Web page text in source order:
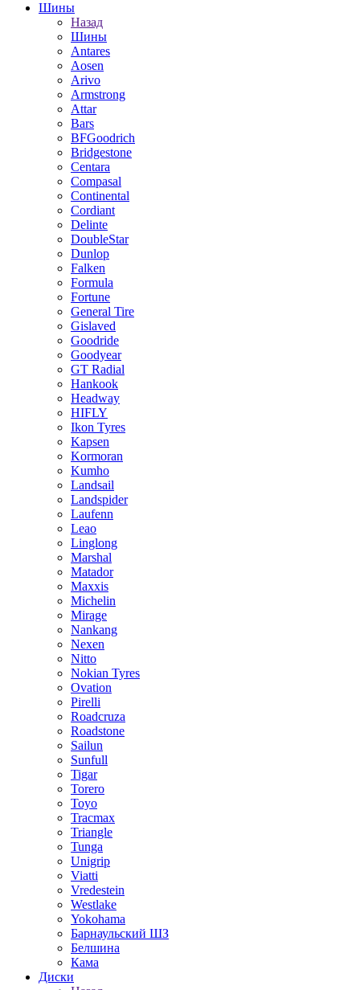
Шины
Назад
Шины
Antares
Aosen
Arivo
Armstrong
Attar
Bars
BFGoodrich
Bridgestone
Centara
Compasal
Continental
Cordiant
Delinte
DoubleStar
Dunlop
Falken
Formula
Fortune
General Tire
Gislaved
Goodride
Goodyear
GT Radial
Hankook
Headway
HIFLY
Ikon Tyres
Kapsen
Kormoran
Kumho
Landsail
Landspider
Laufenn
Leao
Linglong
Marshal
Matador
Maxxis
Michelin
Mirage
Nankang
Nexen
Nitto
Nokian Tyres
Ovation
Pirelli
Roadcruza
Roadstone
Sailun
Sunfull
Tigar
Torero
Toyo
Tracmax
Triangle
Tunga
Unigrip
Viatti
Vredestein
Westlake
Yokohama
Барнаульский ШЗ
Белшина
Кама
Диски